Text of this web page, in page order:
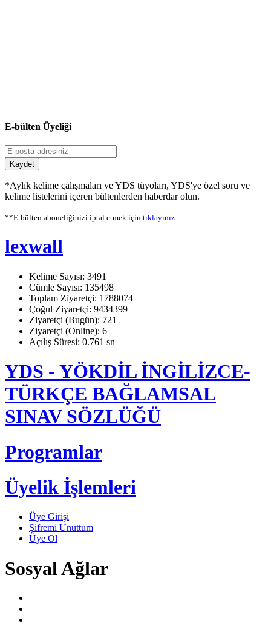
E-bülten Üyeliği
Kaydet
*Aylık kelime çalışmaları ve YDS tüyoları, YDS'ye özel soru ve
kelime listelerini içeren bültenlerden haberdar olun.
**E-bülten aboneliğinizi iptal etmek için tıklayınız.
lexwall
Kelime Sayısı: 3491
Cümle Sayısı: 135498
Toplam Ziyaretçi: 1788074
Çoğul Ziyaretçi: 9434399
Ziyaretçi (Bugün): 721
Ziyaretçi (Online): 6
Açılış Süresi: 0.761 sn
YDS - YÖKDİL İNGİLİZCE-
TÜRKÇE BAĞLAMSAL
SINAV SÖZLÜĞÜ
Programlar
Üyelik İşlemleri
Üye Girişi
Şifremi Unuttum
Üye Ol
Sosyal Ağlar